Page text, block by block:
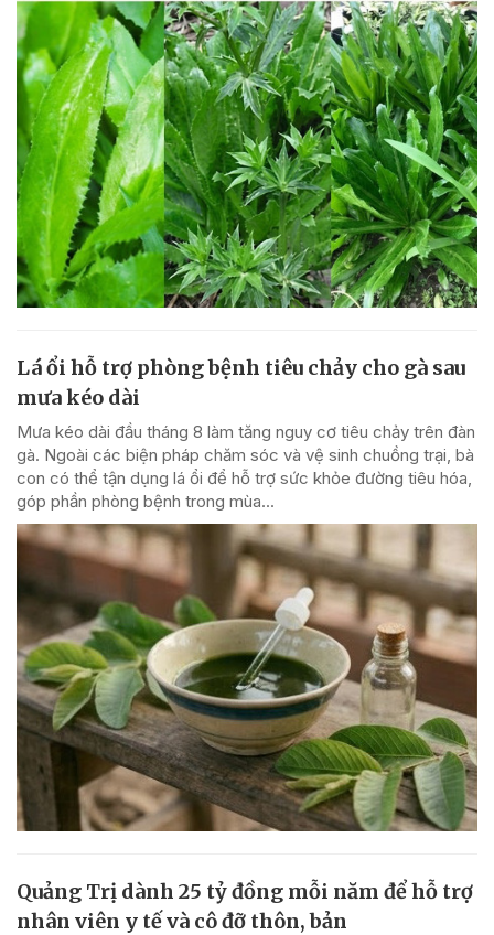
Lá ổi hỗ trợ phòng bệnh tiêu chảy cho gà sau
mưa kéo dài
Mưa kéo dài đầu tháng 8 làm tăng nguy cơ tiêu chảy trên đàn
gà. Ngoài các biện pháp chăm sóc và vệ sinh chuồng trại, bà
con có thể tận dụng lá ổi để hỗ trợ sức khỏe đường tiêu hóa,
góp phần phòng bệnh trong mùa...
Quảng Trị dành 25 tỷ đồng mỗi năm để hỗ trợ
nhân viên y tế và cô đỡ thôn, bản